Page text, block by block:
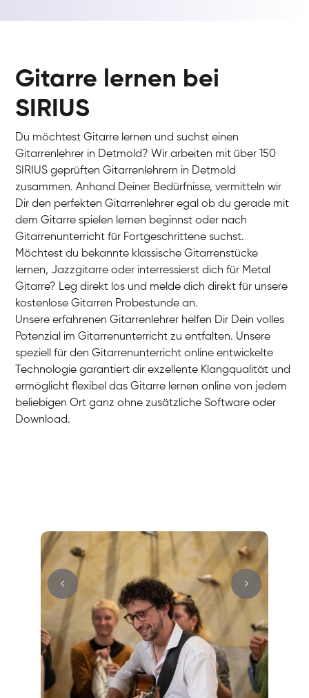
Gitarre lernen bei
SIRIUS
Du möchtest Gitarre lernen und suchst einen
Gitarrenlehrer in Detmold? Wir arbeiten mit über 150
SIRIUS geprüften Gitarrenlehrern in Detmold
zusammen. Anhand Deiner Bedürfnisse, vermitteln wir
Dir den perfekten Gitarrenlehrer egal ob du gerade mit
dem Gitarre spielen lernen beginnst oder nach
Gitarrenunterricht für Fortgeschrittene suchst.
Möchtest du bekannte klassische Gitarrenstücke
lernen, Jazzgitarre oder interressierst dich für Metal
Gitarre? Leg direkt los und melde dich direkt für unsere
kostenlose Gitarren Probestunde an.
Unsere erfahrenen Gitarrenlehrer helfen Dir Dein volles
Potenzial im Gitarrenunterricht zu entfalten. Unsere
speziell für den Gitarrenunterricht online entwickelte
Technologie garantiert dir exzellente Klangqualität und
ermöglicht flexibel das Gitarre lernen online von jedem
beliebigen Ort ganz ohne zusätzliche Software oder
Download.
Gitarre
Sandra
E-Gitarre